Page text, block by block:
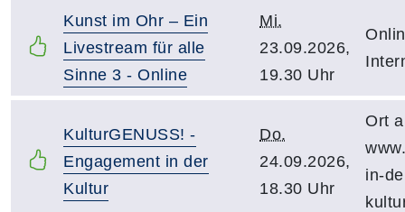
Kunst im Ohr – Ein
Livestream für alle
Sinne 3 - Online
Mi.
23.09.2026,
19.30 Uhr
KulturGENUSS! -
Engagement in der
Kultur
Do.
24.09.2026,
18.30 Uhr
Ort
in-